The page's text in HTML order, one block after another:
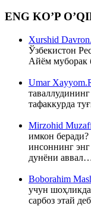
ENG KO’P
Xurshid
Ўзбекистон
Айём
Umar
тафаккурда
Mirzohid
имкон
инсоннинг
дунёни
Boborahim
учун
сарбоз этай